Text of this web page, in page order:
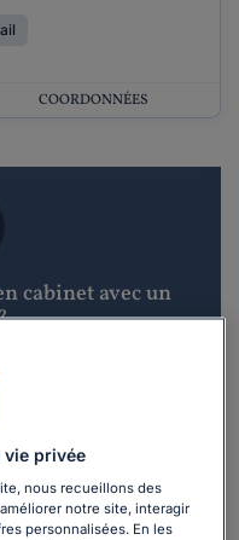
COORDONNÉES
cabinet avec un
d'avocats
privée
nous recueillons des
notre site, interagir
personnalisées. En les